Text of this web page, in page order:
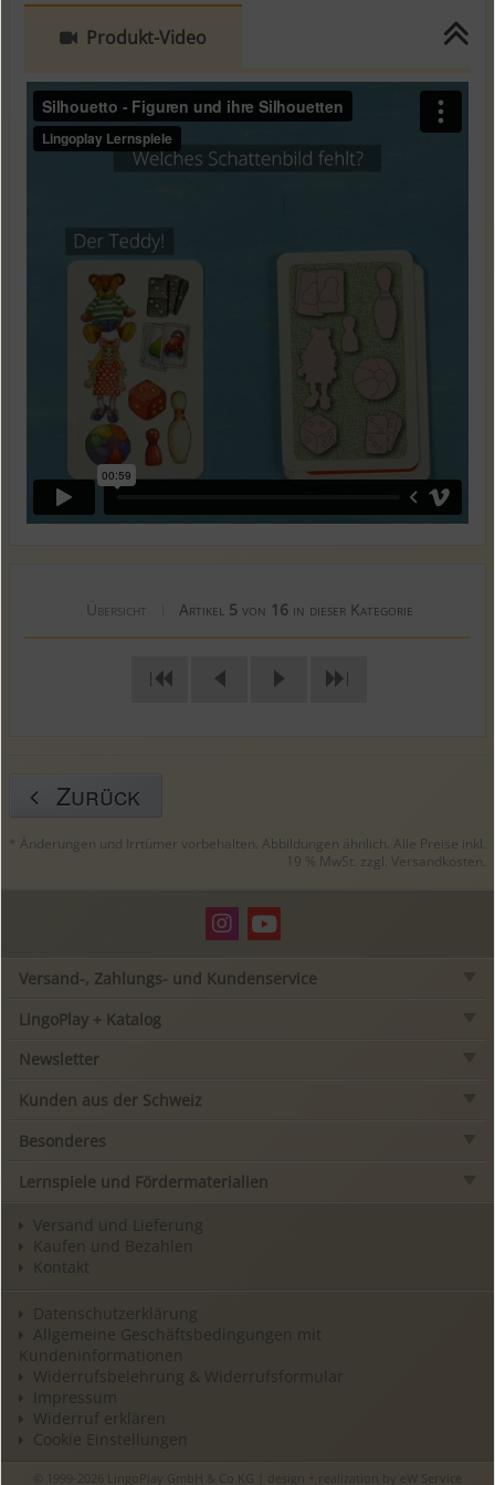
Produkt-Video
Übersicht Artikel 5von 16in dieser Kategorie
| |
Zurück
* Änderungen und Irrtümer vorbehalten. Abbildungen ähnlich. Alle Preise inkl.
19 % MwSt. zzgl. Versandkosten.
Versand-, Zahlungs- und Kundenservice
LingoPlay + Katalog
Newsletter
Kunden aus der Schweiz
Besonderes
Lernspiele und Fördermaterialien
Versand und Lieferung
Kaufen und Bezahlen
Kontakt
Datenschutzerklärung
Allgemeine Geschäftsbedingungen mit
Kundeninformationen
Widerrufsbelehrung & Widerrufsformular
Impressum
Widerruf erklären
Cookie Einstellungen
© 1999-2026 LingoPlay GmbH & Co KG | design + realization by eW Service